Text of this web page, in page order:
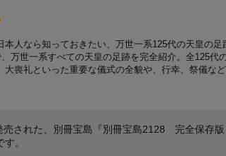
人なら知っておきたい、万世一系125代の天皇の足
万世一系すべての天皇の足跡を完全紹介。全125代
喪礼といった重要な儀式の全貌や、行幸、祭儀な
売された、別冊宝島『別冊宝島2128 完全保存
。